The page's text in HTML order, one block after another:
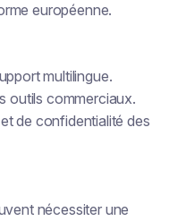
européenne.
multilingue.
outils commerciaux.
de confidentialité des
nécessiter une